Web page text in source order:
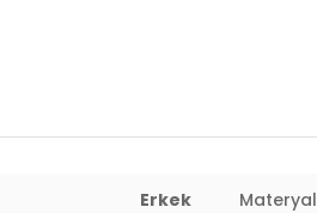
Erkek Materyal